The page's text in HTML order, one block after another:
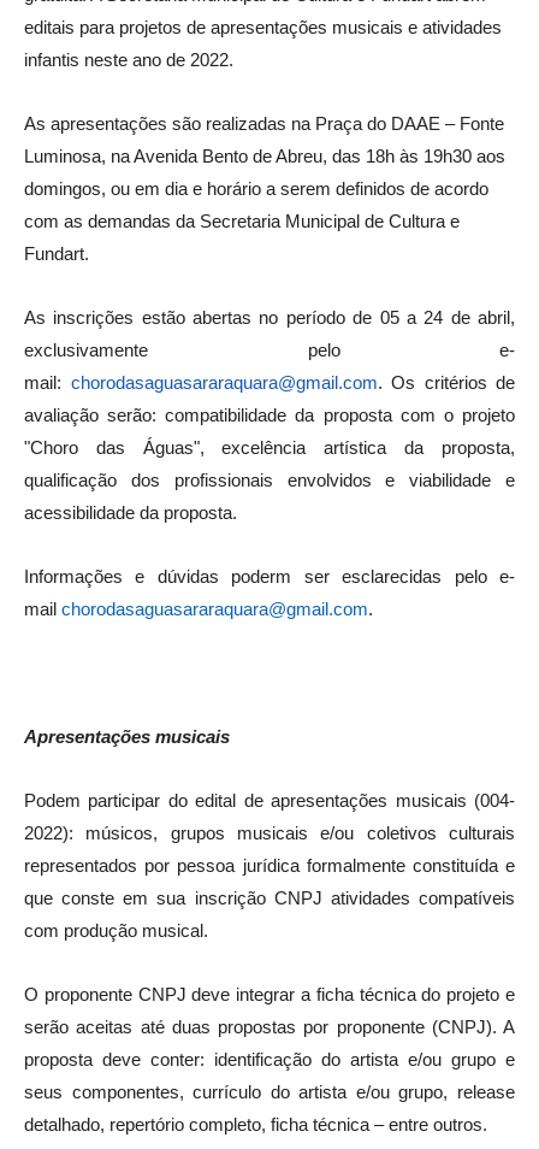
editais para projetos de apresentações musicais e atividades
infantis neste ano de 2022.
As apresentações são realizadas na Praça do DAAE – Fonte
Luminosa, na Avenida Bento de Abreu, das 18h às 19h30 aos
domingos, ou em dia e horário a serem definidos de acordo
com as demandas da Secretaria Municipal de Cultura e
Fundart.
As inscrições estão abertas no período de 05 a 24 de abril,
exclusivamente pelo e-
mail: chorodasaguasararaquara@gmail.com. Os critérios de
avaliação serão: compatibilidade da proposta com o projeto
"Choro das Águas", excelência artística da proposta,
qualificação dos profissionais envolvidos e viabilidade e
acessibilidade da proposta.
Informações e dúvidas poderm ser esclarecidas pelo e-
mail chorodasaguasararaquara@gmail.com.
Apresentações musicais
Podem participar do edital de apresentações musicais (004-
2022): músicos, grupos musicais e/ou coletivos culturais
representados por pessoa jurídica formalmente constituída e
que conste em sua inscrição CNPJ atividades compatíveis
com produção musical.
O proponente CNPJ deve integrar a ficha técnica do projeto e
serão aceitas até duas propostas por proponente (CNPJ). A
proposta deve conter: identificação do artista e/ou grupo e
seus componentes, currículo do artista e/ou grupo, release
detalhado, repertório completo, ficha técnica – entre outros.